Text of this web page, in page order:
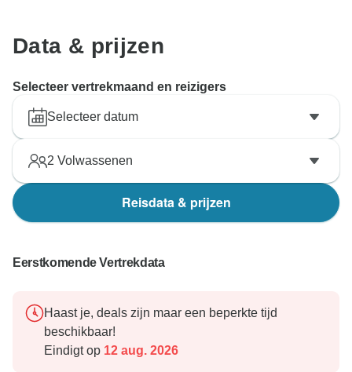
Data & prijzen
Selecteer vertrekmaand en reizigers
Selecteer datum
2 Volwassenen
Reisdata & prijzen
Eerstkomende Vertrekdata
Haast je, deals zijn maar een beperkte tijd
beschikbaar!
Eindigt op 12 aug. 2026